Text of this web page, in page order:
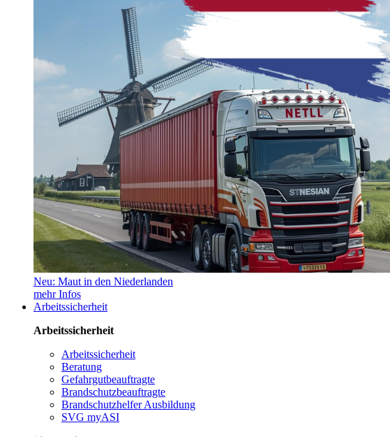
Neu: Maut in den Niederlanden
mehr Infos
Arbeitssicherheit
Arbeitssicherheit
Arbeitssicherheit
Beratung
Gefahrgutbeauftragte
Brandschutzbeauftragte
Brandschutzhelfer Ausbildung
SVG myASI